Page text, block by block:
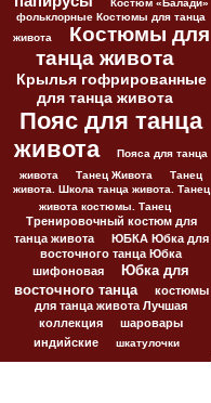
Костюм «Балади»
фольклорные Костюмы для танца
живота
Костюмы для
танца живота
Крылья гофрированные
для танца живота
Пояс для танца
живота
Пояса для танца
живота
Танец Живота
Танец
живота. Школа танца живота. Танец
живота костюмы. Танец
Тренировочный костюм для
танца живота
ЮБКА Юбка для
восточного танца Юбка
шифоновая
Юбка для
восточного танца
костюмы
для танца живота Лучшая
коллекция
шаровары
индийские
шкатулочки